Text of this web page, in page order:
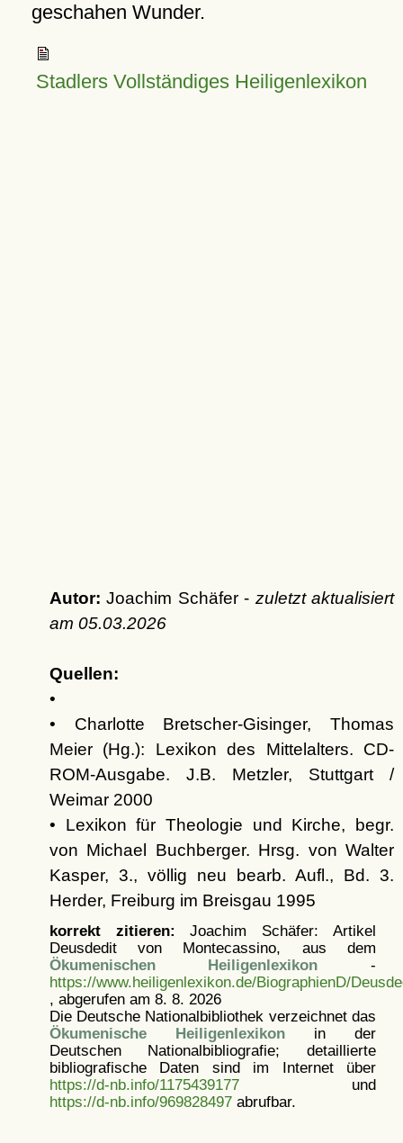
geschahen Wunder.
Stadlers Vollständiges Heiligenlexikon
Autor: Joachim Schäfer - zuletzt aktualisiert
am 05.03.2026
Quellen:
•
• Charlotte Bretscher-Gisinger, Thomas
Meier (Hg.): Lexikon des Mittelalters. CD-
ROM-Ausgabe. J.B. Metzler, Stuttgart /
Weimar 2000
• Lexikon für Theologie und Kirche, begr.
von Michael Buchberger. Hrsg. von Walter
Kasper, 3., völlig neu bearb. Aufl., Bd. 3.
Herder, Freiburg im Breisgau 1995
korrekt zitieren: Joachim Schäfer: Artikel
Deusdedit von Montecassino, aus dem
Ökumenischen Heiligenlexikon -
https://www.heiligenlexikon.de/BiographienD/
, abgerufen am 8. 8. 2026
Die Deutsche Nationalbibliothek verzeichnet das
Ökumenische Heiligenlexikonin der
Deutschen Nationalbibliografie; detaillierte
bibliografische Daten sind im Internet über
https://d-nb.info/1175439177und
https://d-nb.info/969828497abrufbar.